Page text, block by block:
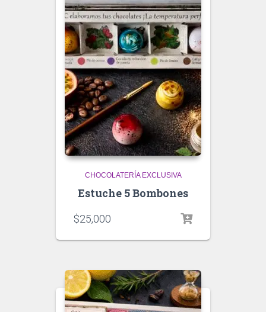
CHOCOLATERÍA EXCLUSIVA
Estuche 5 Bombones
$25,000